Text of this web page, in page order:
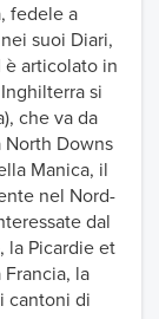
fedele a
suoi Diari,
è articolato in
si
che va da
North Downs
Manica, il
nel Nord-
dal
la Picardie et
la
cantoni di